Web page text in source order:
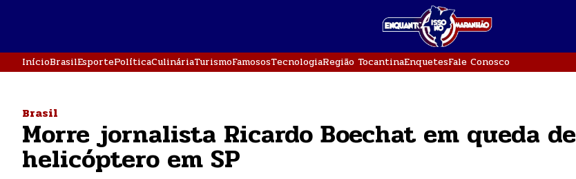
InícioBrasilEsportePolíticaCulináriaTurismoFamososTecnologiaRegião TocantinaEnquetesFale Conosco
Brasil
Morre jornalista Ricardo Boechat em queda de
helicóptero em SP